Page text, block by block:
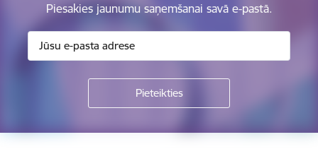
Piesakies jaunumu saņemšanai savā e-pastā.
Kājene